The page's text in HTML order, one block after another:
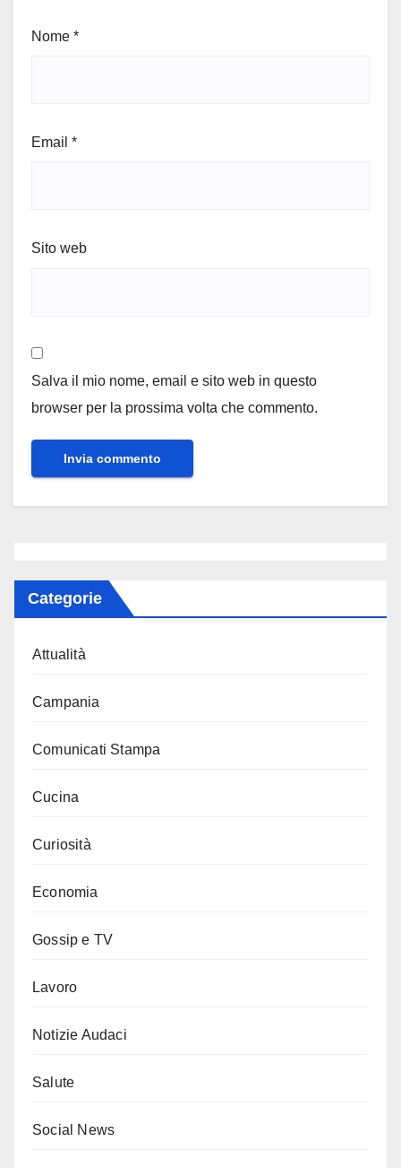
Nome *
Email *
Sito web
Salva il mio nome, email e sito web in questo
browser per la prossima volta che commento.
Categorie
Attualità
Campania
Comunicati Stampa
Cucina
Curiosità
Economia
Gossip e TV
Lavoro
Notizie Audaci
Salute
Social News